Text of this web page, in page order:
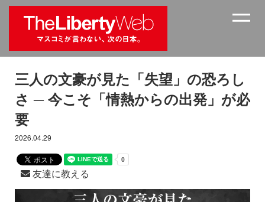
三人の文豪が見た「失望」の恐ろし
さ ─ 今こそ「情熱からの出発」が必
要
2026.04.29
友達に教える